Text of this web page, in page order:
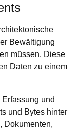
Bewältigung
müssen. Diese
Daten zu einem
und
und Bytes hinter
Dokumenten,